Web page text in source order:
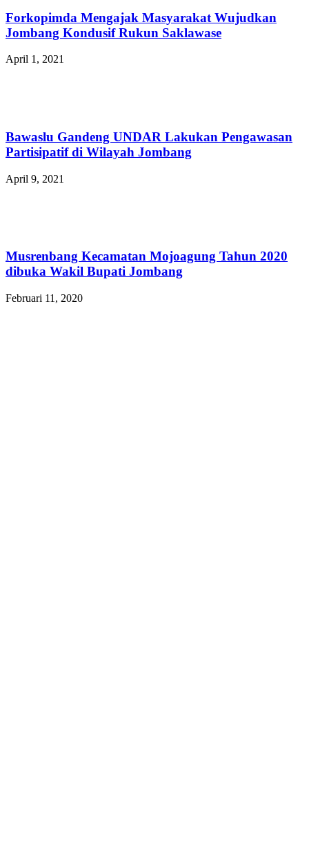
Forkopimda Mengajak Masyarakat Wujudkan
Jombang Kondusif Rukun Saklawase
April 1, 2021
Bawaslu Gandeng UNDAR Lakukan Pengawasan
Partisipatif di Wilayah Jombang
April 9, 2021
Musrenbang Kecamatan Mojoagung Tahun 2020
dibuka Wakil Bupati Jombang
Februari 11, 2020